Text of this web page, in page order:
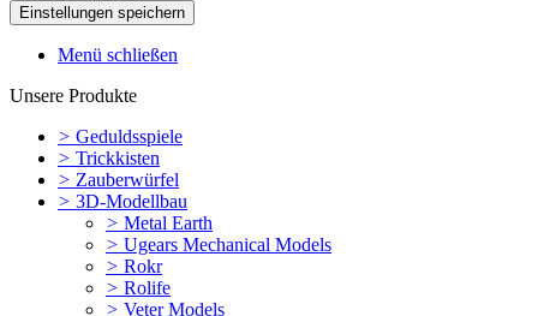
Menü schließen
Unsere Produkte
> Geduldsspiele
> Trickkisten
> Zauberwürfel
> 3D-Modellbau
> Metal Earth
> Ugears Mechanical Models
> Rokr
> Rolife
> Veter Models